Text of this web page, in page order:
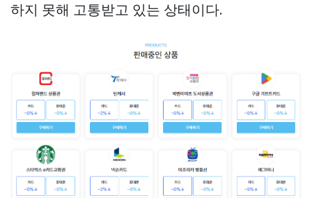
하지 못해 고통받고 있는 상태이다.